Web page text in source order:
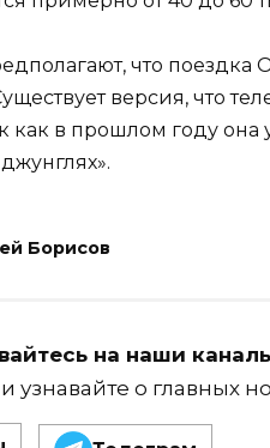
что поездка
версия, что
как в прошлом году она
Борисов
на наши
узнавайте о главных